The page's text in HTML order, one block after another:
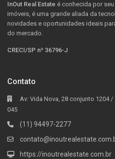
InOut Real Estate é conhecida por
imóveis, é uma grande aliada da
novidades e oportunidades ideais
do mercado.
CRECI/SP nº 36796-J
Contato
Av: Vida Nova, 28 conjunto 1204 /
045
(11) 94497-2277
https://inoutrealestate.com.br